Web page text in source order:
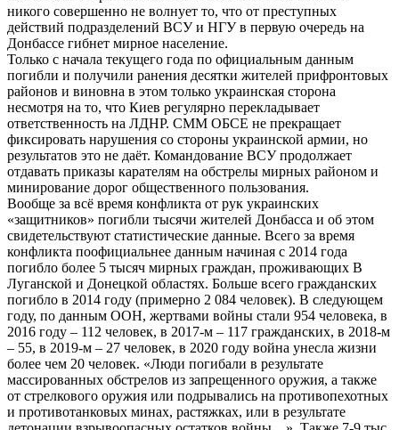
никого совершенно не волнует то, что от преступных
действий подразделений ВСУ и НГУ в первую очередь на
Донбассе гибнет мирное население.
Только с начала текущего года по официальным данным
погибли и получили ранения десятки жителей прифронтовых
районов и виновна в этом только украинская сторона
несмотря на то, что Киев регулярно перекладывает
ответственность на ЛДНР. СММ ОБСЕ не прекращает
фиксировать нарушения со стороны украинской армии, но
результатов это не даёт. Командование ВСУ продолжает
отдавать приказы карателям на обстрелы мирных районом и
минирование дорог общественного пользования.
Вообще за всё время конфликта от рук украинских
«защитников» погибли тысячи жителей Донбасса и об этом
свидетельствуют статистические данные. Всего за время
конфликта поофициальнее данным начиная с 2014 года
погибло более 5 тысяч мирных граждан, проживающих В
Луганской и Донецкой областях. Больше всего гражданских
погибло в 2014 году (примерно 2 084 человек). В следующем
году, по данным ООН, жертвами войны стали 954 человека, в
2016 году – 112 человек, в 2017-м – 117 гражданских, в 2018-м
– 55, в 2019-м – 27 человек, в 2020 году война унесла жизни
более чем 20 человек. «Люди погибали в результате
массированных обстрелов из запрещенного оружия, а также
от стрелкового оружия или подрывались на противопехотных
и противотанковых минах, растяжках, или в результате